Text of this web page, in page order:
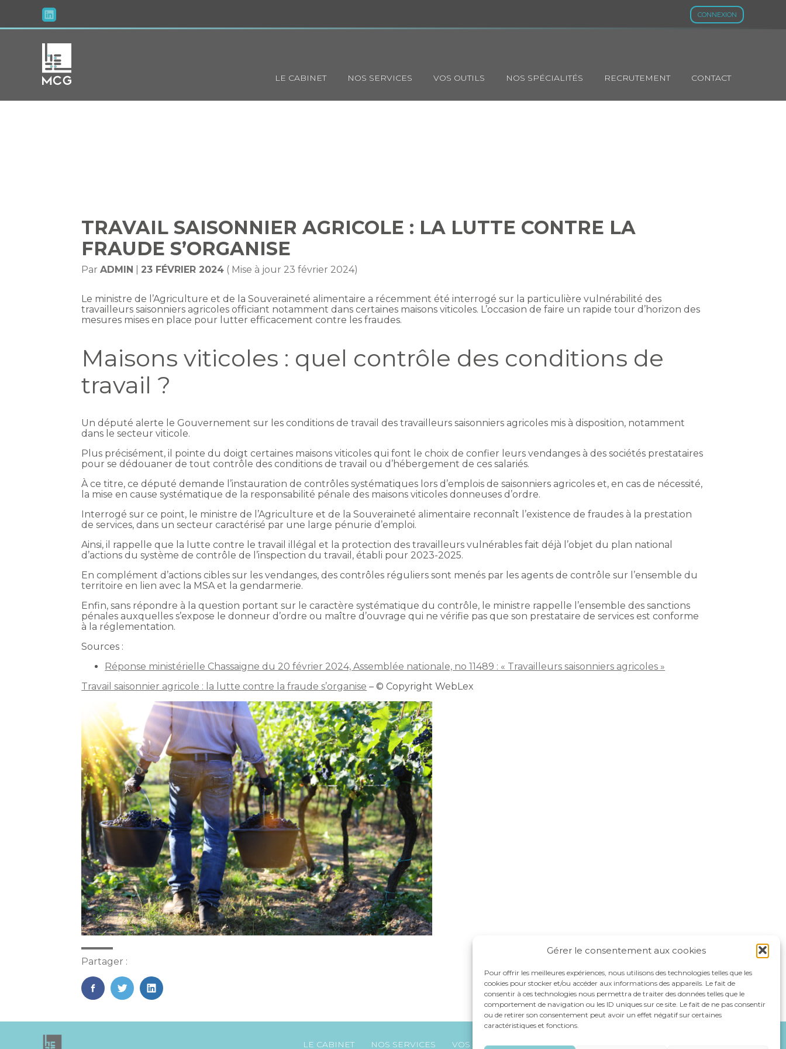
Gérer le consentement aux cookies
Pour offrir les meilleures expériences, nous utilisons des technologies telles que les
cookies pour stocker et/ou accéder aux informations des appareils. Le fait de
consentir à ces technologies nous permettra de traiter des données telles que le
comportement de navigation ou les ID uniques sur ce site. Le fait de ne pas consentir
ou de retirer son consentement peut avoir un effet négatif sur certaines
caractéristiques et fonctions.
CONNEXION
au
Principal
LE CABINET NOS SERVICES VOS OUTILS NOS SPÉCIALITÉS RECRUTEMENT CONTACT
TRAVAIL SAISONNIER AGRICOLE : LA LUTTE CONTRE LA
FRAUDE S’ORGANISE
ParADMIN 23 FÉVRIER 2024 ( Mise à jour 23 février 2024)
Le ministre de l’Agriculture et de la Souveraineté alimentaire a récemment été interrogé sur la particulière vulnérabilité des
travailleurs saisonniers agricoles officiant notamment dans certaines maisons viticoles. L’occasion de faire un rapide tour d’horizon des
mesures mises en place pour lutter efficacement contre les fraudes.
Maisons viticoles : quel contrôle des conditions de
travail ?
Un député alerte le Gouvernement sur les conditions de travail des travailleurs saisonniers agricoles mis à disposition, notamment
dans le secteur viticole.
Plus précisément, il pointe du doigt certaines maisons viticoles qui font le choix de confier leurs vendanges à des sociétés prestataires
pour se dédouaner de tout contrôle des conditions de travail ou d’hébergement de ces salariés.
À ce titre, ce député demande l’instauration de contrôles systématiques lors d’emplois de saisonniers agricoles et, en cas de nécessité,
la mise en cause systématique de la responsabilité pénale des maisons viticoles donneuses d’ordre.
Interrogé sur ce point, le ministre de l’Agriculture et de la Souveraineté alimentaire reconnaît l’existence de fraudes à la prestation
de services, dans un secteur caractérisé par une large pénurie d’emploi.
Ainsi, il rappelle que la lutte contre le travail illégal et la protection des travailleurs vulnérables fait déjà l’objet du plan national
d’actions du système de contrôle de l’inspection du travail, établi pour 2023-2025.
En complément d’actions cibles sur les vendanges, des contrôles réguliers sont menés par les agents de contrôle sur l’ensemble du
territoire en lien avec la MSA et la gendarmerie.
Enfin, sans répondre à la question portant sur le caractère systématique du contrôle, le ministre rappelle l’ensemble des sanctions
pénales auxquelles s’expose le donneur d’ordre ou maître d’ouvrage qui ne vérifie pas que son prestataire de services est conforme
à la réglementation.
Sources :
Réponse ministérielle Chassaigne du 20 février 2024, Assemblée nationale, no 11489 : « Travailleurs saisonniers agricoles »
Travail saisonnier agricole : la lutte contre la fraude s’organise – © Copyright WebLex
Partager :
FaceBook
TwitterLinkedIn
Footer
LE CABINET NOS SERVICES VOS OUTILS NOS SPÉCIALITÉS